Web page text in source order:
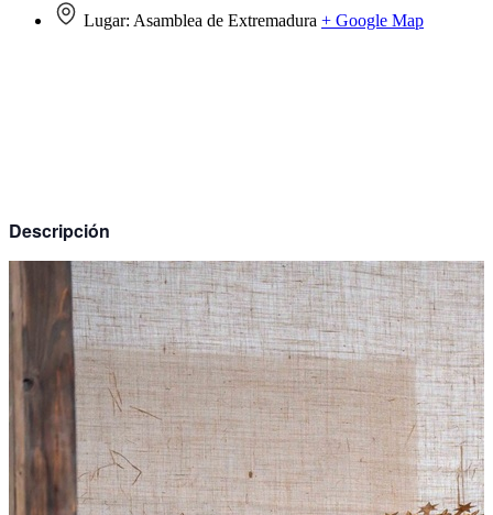
Lugar: Asamblea de Extremadura + Google Map
Descripción